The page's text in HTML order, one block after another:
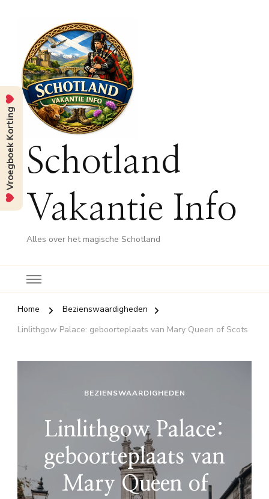
Schotland
Vakantie Info
Alles over het magische Schotland
Home
Bezienswaardigheden
Linlithgow Palace: geboorteplaats van Mary Queen of Scots
BEZIENSWAARDIGHEDEN
Linlithgow Palace:
geboorteplaats van
Mary Queen of
Vroegboek Korting